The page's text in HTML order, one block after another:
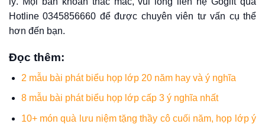
Hotline 0345856660 để được chuyên viên tư vấn cụ thể
hơn đến bạn.
Đọc thêm:
2 mẫu bài phát biểu họp lớp 20 năm hay và ý nghĩa
8 mẫu bài phát biểu họp lớp cấp 3 ý nghĩa nhất
10+ món quà lưu niệm tặng thầy cô cuối năm, họp lớp ý